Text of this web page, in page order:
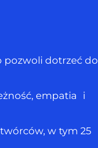
pozwoli dotrzeć do
empatia i
w tym 25